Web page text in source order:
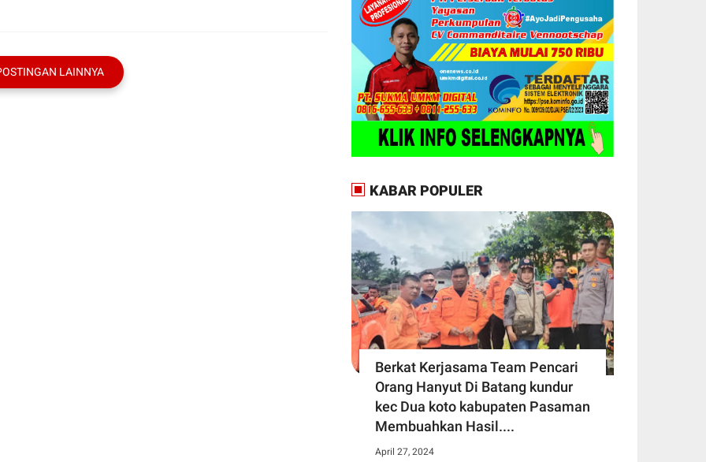
LAINNYA
KABAR POPULER
Berkat Kerjasama Team Pencari
Orang Hanyut Di Batang kundur
kec Dua koto kabupaten Pasaman
Membuahkan Hasil....
April 27, 2024